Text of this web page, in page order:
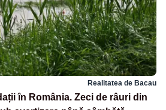
Realitatea de Bacau
în România. Zeci de râuri din